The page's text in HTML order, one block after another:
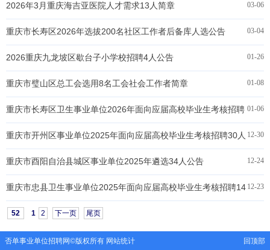
03-06
2026年3月重庆海吉亚医院人才需求13人简章
03-04
重庆市长寿区2026年选拔200名社区工作者后备库人选公告
01-26
2026重庆九龙坡区歇台子小学校招聘4人公告
01-08
重庆市璧山区总工会选用8名工会社会工作者简章
01-06
重庆市长寿区卫生事业单位2026年面向应届高校毕业生考核招聘
19人公告
12-30
重庆市开州区事业单位2025年面向应届高校毕业生考核招聘30人
公告
12-24
重庆市酉阳自治县城区事业单位2025年遴选34人公告
12-23
重庆市忠县卫生事业单位2025年面向应届高校毕业生考核招聘14
人公告
52 1 2 下一页 尾页
回顶部
否单事业单位招聘网©版权所有 网站统计